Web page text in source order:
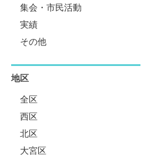
集会・市民活動
実績
その他
地区
全区
西区
北区
大宮区